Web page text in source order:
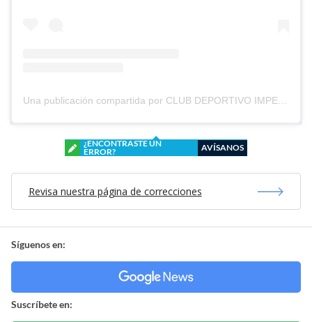
Una publicación compartida por CLUB DEPORTIVO IMPERIAL UNIDO (@cd_imperial_unido)
¿ENCONTRASTE UN
ERROR?
AVÍSANOS
Revisa nuestra página de correcciones
Síguenos en:
Suscríbete en: